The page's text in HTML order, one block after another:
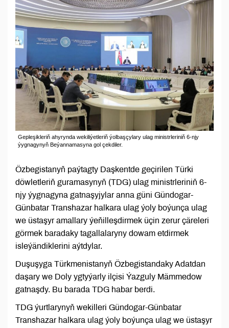
Gepleşikleriň ahyrynda wekiliýetleriň ýolbaşçylary ulag ministrleriniň 6-njy
ýygnagynyň Beýannamasyna gol çekdiler.
Özbegistanyň paýtagty Daşkentde geçirilen Türki
döwletleriň guramasynyň (TDG) ulag ministrleriniň 6-
njy ýygnagyna gatnaşyjylar anna güni Gündogar-
Günbatar Transhazar halkara ulag ýoly boýunça ulag
we üstaşyr amallary ýeňilleşdirmek üçin zerur çäreleri
görmek baradaky tagallalaryny dowam etdirmek
isleýändiklerini aýtdylar.
Duşuşyga Türkmenistanyň Özbegistandaky Adatdan
daşary we Doly ygtyýarly ilçisi Ýazguly Mämmedow
gatnaşdy. Bu barada TDG habar berdi.
TDG ýurtlarynyň wekilleri Gündogar-Günbatar
Transhazar halkara ulag ýoly boýunça ulag we üstaşyr